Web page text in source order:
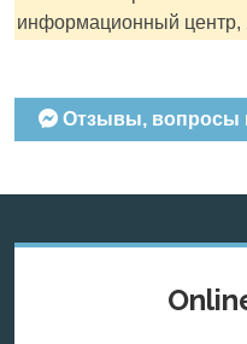
информационный центр,
Отзывы, вопросы